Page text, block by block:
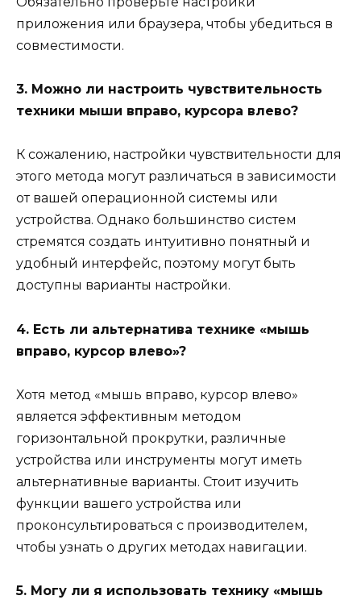
приложения или браузера, чтобы убедиться в
совместимости.
3. Можно ли настроить чувствительность
техники мыши вправо, курсора влево?
К сожалению, настройки чувствительности для
этого метода могут различаться в зависимости
от вашей операционной системы или
устройства. Однако большинство систем
стремятся создать интуитивно понятный и
удобный интерфейс, поэтому могут быть
доступны варианты настройки.
4. Есть ли альтернатива технике «мышь
вправо, курсор влево»?
Хотя метод «мышь вправо, курсор влево»
является эффективным методом
горизонтальной прокрутки, различные
устройства или инструменты могут иметь
альтернативные варианты. Стоит изучить
функции вашего устройства или
проконсультироваться с производителем,
чтобы узнать о других методах навигации.
5. Могу ли я использовать технику «мышь